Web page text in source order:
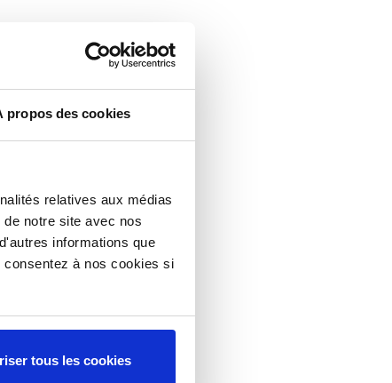
propos des cookies
relatives aux médias
notre site avec nos
informations que
à nos cookies si
tous les cookies